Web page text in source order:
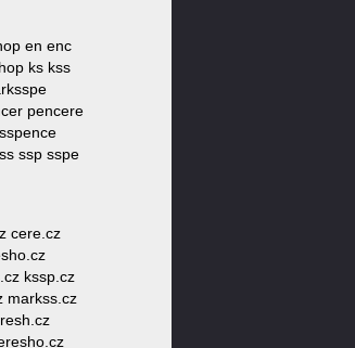
en enc
ks kss
pencere
ssp sspe
cere.cz
kssp.cz
markss.cz